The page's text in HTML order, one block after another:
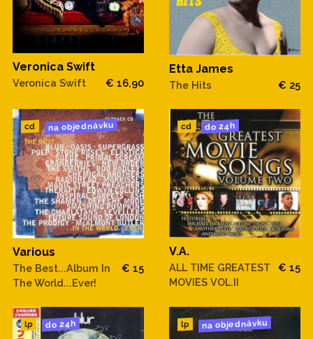
Veronica Swift
Veronica Swift € 16,90
Etta James
The Hits € 25
cd na objednávku
Various
The Best...Album In
The World...Ever!
€ 15
cd do 24h
V.A.
ALL TIME GREATEST
MOVIES VOL.II
€ 15
lp do 24h lp na objednávku